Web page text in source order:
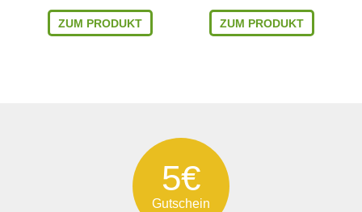
ZUM PRODUKT ZUM PRODUKT
5€
Gutschein